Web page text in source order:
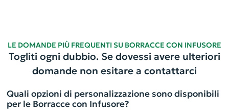
LE DOMANDE PIÙ FREQUENTI SU BORRACCE CON INFUSORE
Togliti ogni dubbio. Se dovessi avere ulteriori
domande non esitare a contattarci
Quali opzioni di personalizzazione sono disponibili
per le Borracce con Infusore?